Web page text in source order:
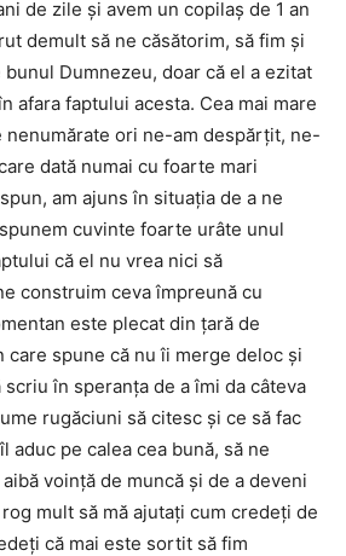
de zile şi avem un copilaş de 1 an
demult să ne căsătorim, să fim şi
Dumnezeu, doar că el a ezitat
afara faptului acesta. Cea mai mare
nenumărate ori ne-am despărţit, ne-
dată numai cu foarte mari
am ajuns în situaţia de a ne
cuvinte foarte urâte unul
că el nu vrea nici să
construim ceva împreună cu
este plecat din ţară de
care spune că nu îi merge deloc şi
scriu în speranţa de a îmi da câteva
rugăciuni să citesc şi ce să fac
aduc pe calea cea bună, să ne
voinţă de muncă şi de a deveni
mult să mă ajutaţi cum credeţi de
că mai este sortit să fim